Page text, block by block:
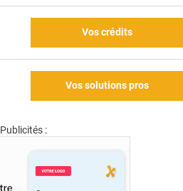
Vos crédits
Vos solutions pros
Publicités :